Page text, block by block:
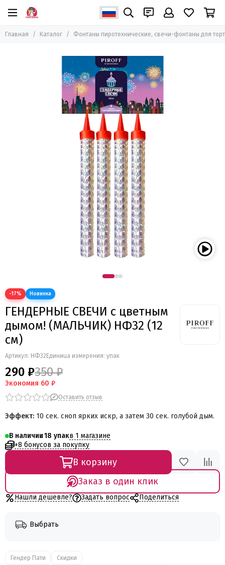
Фонтаны пиротехнические, свечи-фонтаны для
торта
Фонтаны пиротехнические
Главная Каталог Фонтаны пиротехнические, свечи-фонтаны для
−17%
ГЕНДЕРНЫЕ СВЕЧИ с цветным
дымом! (МАЛЬЧИК) НФ32 (12
см)
Артикул: НФ32 Единица измерения: упак
290 ₽350 ₽
Экономия 60 ₽
Оставить отзыв
Эффект: 10 сек. сноп ярких искр, а затем 30 сек. голубой дым.
В наличии18
в 1 магазине
+8 бонусов за покупку
В корзину
Заказ в один клик
Нашли дешевле? Задать вопрос Поделиться
Выбрать
Гендер Пати
Скидки